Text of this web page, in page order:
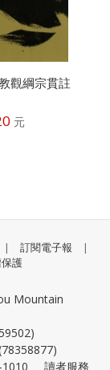
觀綱宗貫註
元
| 訂閱電子報
|
護
Mountain
1010 讀者服務